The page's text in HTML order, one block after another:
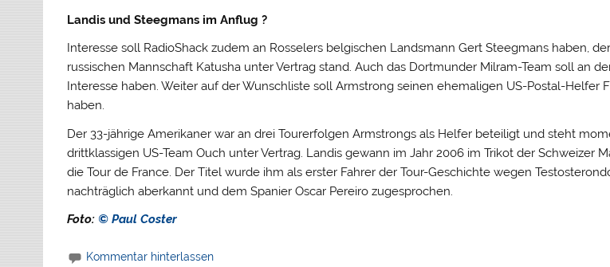
Landis und Steegmans im Anflug ?
Interesse soll RadioShack zudem an Rosselers belgischen Landsmann Gert Steegmans haben,
russischen Mannschaft Katusha unter Vertrag stand. Auch das Dortmunder Milram-Team soll an
Interesse haben. Weiter auf der Wunschliste soll Armstrong seinen ehemaligen US-Postal-Helfer
haben.
Der 33-jährige Amerikaner war an drei Tourerfolgen Armstrongs als Helfer beteiligt und steht
drittklassigen US-Team Ouch unter Vertrag. Landis gewann im Jahr 2006 im Trikot der Schweizer
die Tour de France. Der Titel wurde ihm als erster Fahrer der Tour-Geschichte wegen
nachträglich aberkannt und dem Spanier Oscar Pereiro zugesprochen.
Foto: © Paul Coster
Kommentar hinterlassen